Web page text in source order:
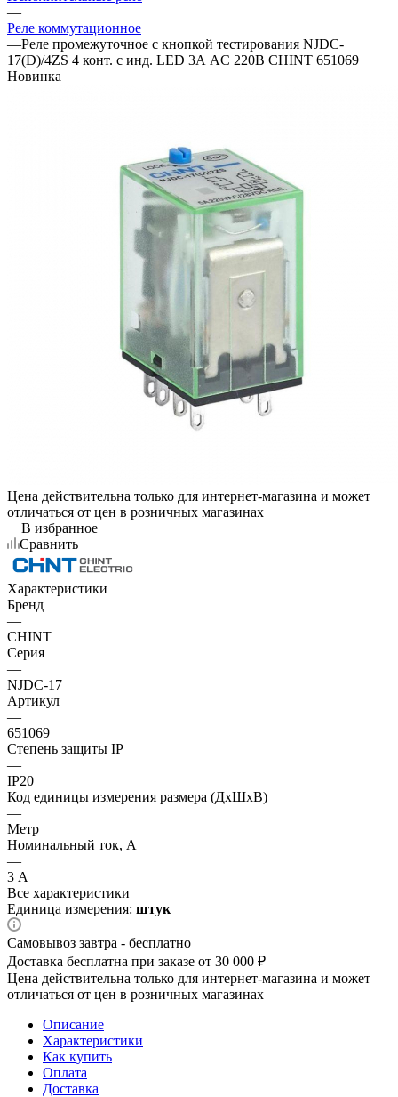
—
Реле коммутационное
—Реле промежуточное с кнопкой тестирования NJDC-
17(D)/4ZS 4 конт. с инд. LED 3А AC 220В CHINT 651069
Новинка
Цена действительна только для интернет-магазина и может
отличаться от цен в розничных магазинах
В избранное
Сравнить
Характеристики
Бренд
—
CHINT
Серия
—
NJDC-17
Артикул
—
651069
Степень защиты IP
—
IP20
Код единицы измерения размера (ДхШхВ)
—
Метр
Номинальный ток, А
—
3 А
Все характеристики
Единица измерения: штук
Самовывоз завтра - бесплатно
Доставка бесплатна при заказе от 30 000 ₽
Цена действительна только для интернет-магазина и может
отличаться от цен в розничных магазинах
Описание
Характеристики
Как купить
Оплата
Доставка